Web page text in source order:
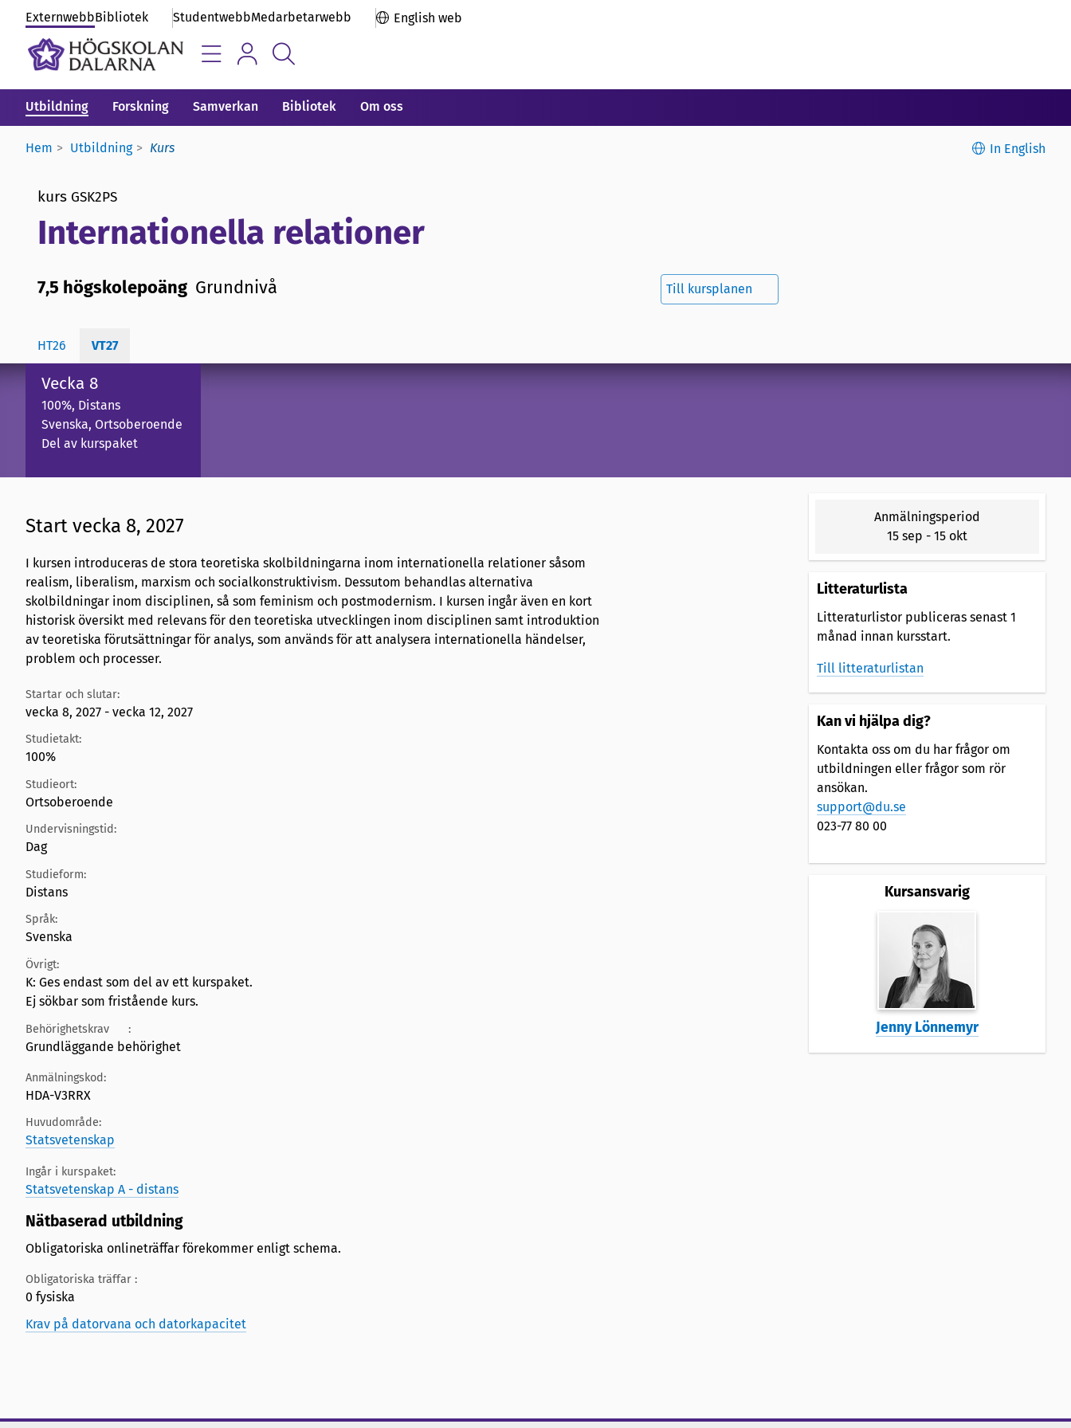
ExternwebbBibliotek StudentwebbMedarbetarwebb English web
Utbildning Forskning Samverkan Bibliotek Om oss
Hem Utbildning Kurs In English
kurs GSK2PS
Internationella relationer
7,5 högskolepoäng Grundnivå Till kursplanen
HT26 VT27
Vecka 8
100%, Distans
Svenska, Ortsoberoende
Del av kurspaket
Start vecka 8, 2027
I kursen introduceras de stora teoretiska skolbildningarna inom internationella relationer såsom
realism, liberalism, marxism och socialkonstruktivism. Dessutom behandlas alternativa
skolbildningar inom disciplinen, så som feminism och postmodernism. I kursen ingår även en kort
historisk översikt med relevans för den teoretiska utvecklingen inom disciplinen samt introduktion
av teoretiska förutsättningar för analys, som används för att analysera internationella händelser,
problem och processer.
Startar och slutar:
vecka 8, 2027 - vecka 12, 2027
Studietakt:
100%
Studieort:
Ortsoberoende
Undervisningstid:
Dag
Studieform:
Distans
Språk:
Svenska
Övrigt:
K: Ges endast som del av ett kurspaket.
Ej sökbar som fristående kurs.
Behörighetskrav :
Grundläggande behörighet
Anmälningskod:
HDA-V3RRX
Huvudområde:
Statsvetenskap
Ingår i kurspaket:
Statsvetenskap A - distans
Nätbaserad utbildning
Obligatoriska onlineträffar förekommer enligt schema.
Obligatoriska träffar :
0 fysiska
Krav på datorvana och datorkapacitet
Anmälningsperiod
15 sep - 15 okt
Litteraturlista
Litteraturlistor publiceras senast 1
månad innan kursstart.
Till litteraturlistan
Kan vi hjälpa dig?
Kontakta oss om du har frågor om
utbildningen eller frågor som rör
ansökan.
support@du.se
023-77 80 00
Kursansvarig
Jenny Lönnemyr